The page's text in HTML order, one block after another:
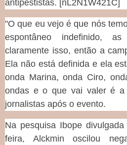
antipestistas. [nL2N1W421C]
"O que eu vejo é que nós
espontâneo indefinido, as
claramente isso, então a
Ela não está definida e ela
onda Marina, onda Ciro,
ondas e o que vai valer é a
jornalistas após o evento.
Na pesquisa Ibope
feira, Alckmin oscilou